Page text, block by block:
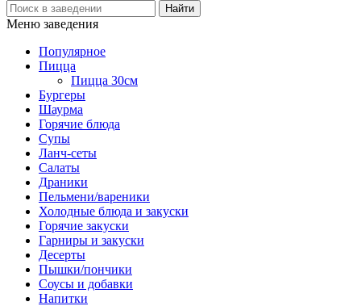
Меню заведения
Популярное
Пицца
Пицца 30см
Бургеры
Шаурма
Горячие блюда
Супы
Ланч-сеты
Салаты
Драники
Пельмени/вареники
Холодные блюда и закуски
Горячие закуски
Гарниры и закуски
Десерты
Пышки/пончики
Соусы и добавки
Напитки